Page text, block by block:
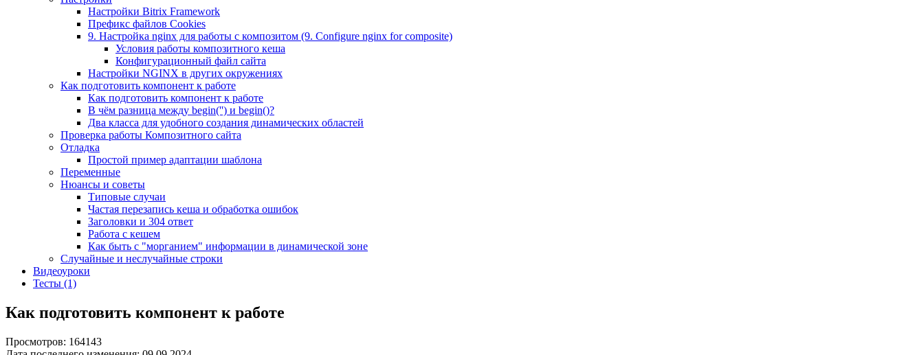
Настройки Bitrix Framework
Префикс файлов Cookies
9. Настройка nginx для работы с композитом (9. Configure nginx for composite)
Условия работы композитного кеша
Конфигурационный файл сайта
Настройки NGINX в других окружениях
Как подготовить компонент к работе
Как подготовить компонент к работе
В чём разница между begin('') и begin()?
Два класса для удобного создания динамических областей
Проверка работы Композитного сайта
Отладка
Простой пример адаптации шаблона
Переменные
Нюансы и советы
Типовые случаи
Частая перезапись кеша и обработка ошибок
Заголовки и 304 ответ
Работа с кешем
Как быть с "морганием" информации в динамической зоне
Случайные и неслучайные строки
Видеоуроки
Тесты (1)
Как подготовить компонент к работе
Просмотров: 164143